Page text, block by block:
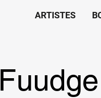
ARTISTES